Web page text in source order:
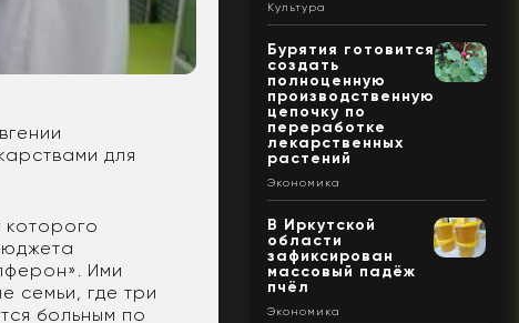
для
которого
Ими
семьи, где три
больным по
Культура
Бурятия готовится
создать
полноценную
производственную
цепочку по
переработке
лекарственных
растений
Экономика
В Иркутской
области
зафиксирован
массовый падёж
пчёл
Экономика